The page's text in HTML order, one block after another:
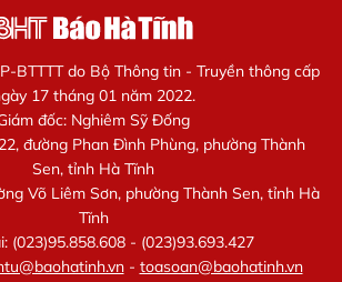
BTTTT do Bộ Thông tin - Truyền thông cấp
17 tháng 01 năm 2022.
đốc: Nghiêm Sỹ Đống
đường Phan Đình Phùng, phường Thành
Sen, tỉnh Hà Tĩnh
Võ Liêm Sơn, phường Thành Sen, tỉnh Hà
Tĩnh
(023)95.858.608 - (023)93.693.427
- toasoan@baohatinh.vn